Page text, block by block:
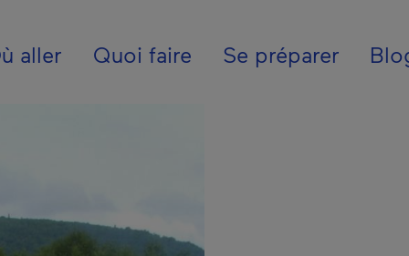
- Fr - France
aller Quoi faire Se préparer